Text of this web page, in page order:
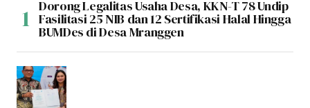
Dorong Legalitas Usaha Desa, KKN-T 78 Undip
Fasilitasi 25 NIB dan 12 Sertifikasi Halal Hingga
BUMDes di Desa Mranggen